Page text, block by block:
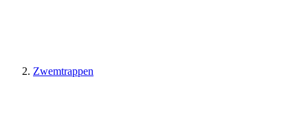
Zwemtrappen